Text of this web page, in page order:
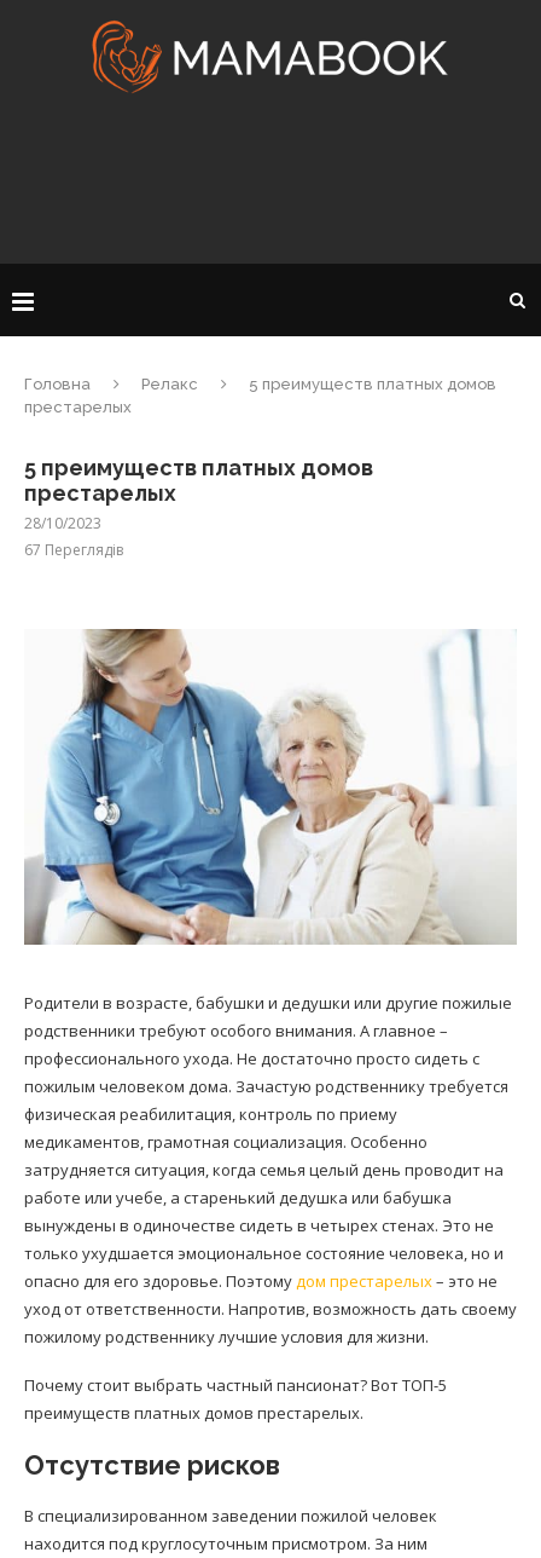
Головна Релакс
5 преимуществ платных домов
престарелых
5 преимуществ платных домов
престарелых
28/10/2023
67 Переглядів
Родители в возрасте, бабушки и дедушки или другие пожилые
родственники требуют особого внимания. А главное –
профессионального ухода. Не достаточно просто сидеть с
пожилым человеком дома. Зачастую родственнику требуется
физическая реабилитация, контроль по приему
медикаментов, грамотная социализация. Особенно
затрудняется ситуация, когда семья целый день проводит на
работе или учебе, а старенький дедушка или бабушка
вынуждены в одиночестве сидеть в четырех стенах. Это не
только ухудшается эмоциональное состояние человека, но и
опасно для его здоровье. Поэтомудом престарелых– это не
уход от ответственности. Напротив, возможность дать своему
пожилому родственнику лучшие условия для жизни.
Почему стоит выбрать частный пансионат? Вот ТОП-5
преимуществ платных домов престарелых.
Отсутствие рисков
В специализированном заведении пожилой человек
находится под круглосуточным присмотром. За ним